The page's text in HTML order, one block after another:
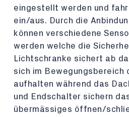
eingestellt werden und
ein/aus. Durch die
können verschiedene
werden welche die
Lichtschranke sichert ab
sich im Bewegungsbereich
aufhalten während das
und Endschalter sichern
übermässiges öffnen/